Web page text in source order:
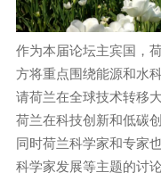
作为本届论坛主宾国，
方将重点围绕能源和水
请荷兰在全球技术转移
荷兰在科技创新和低碳
同时荷兰科学家和专家
科学家发展等主题的讨论